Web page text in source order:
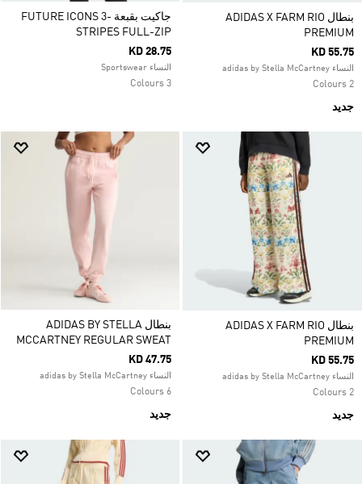
بنطال ADIDAS X FARM RIO
PREMIUM
KD 55.75
النساء adidas by Stella McCartney
2 Colours
جديد
جاكيت بقبعة FUTURE ICONS 3-
STRIPES FULL-ZIP
KD 28.75
النساء Sportswear
3 Colours
بنطال ADIDAS X FARM RIO
PREMIUM
KD 55.75
النساء adidas by Stella McCartney
2 Colours
جديد
بنطال ADIDAS BY STELLA
MCCARTNEY REGULAR SWEAT
KD 47.75
النساء adidas by Stella McCartney
6 Colours
جديد